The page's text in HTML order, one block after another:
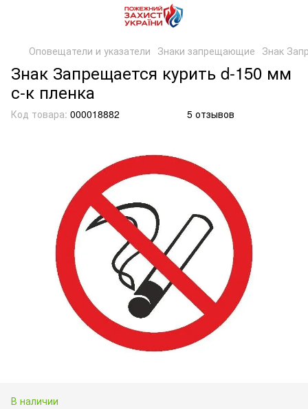
Оповещатели и указатели Знаки запрещающие Знак
Знак Запрещается курить d-150 мм
с-к пленка
Код товара: 000018882 5 отзывов
В наличии